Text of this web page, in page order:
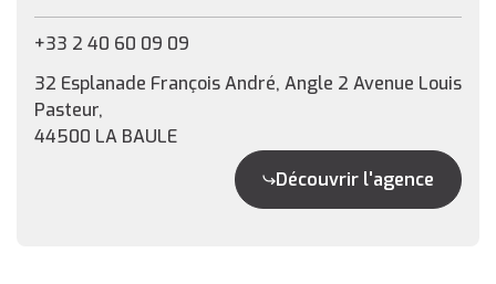
+33 2 40 60 09 09
32 Esplanade François André, Angle 2 Avenue Louis
Pasteur,
44500 LA BAULE
Découvrir l'agence